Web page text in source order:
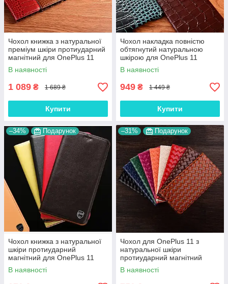
Чохол книжка з натуральної
преміум шкіри протиударний
магнітний для OnePlus 11
"CROCODILE"
В наявності
1 089 ₴ 1 689 ₴
Купити
Чохол накладка повністю
обтягнутий натуральною
шкірою для OnePlus 11
"SIGNATURE"
В наявності
949 ₴ 1 449 ₴
Купити
–34% Подарунок
Чохол книжка з натуральної
шкіри протиударний
магнітний для OnePlus 11
"CLASIC"
В наявності
–31% Подарунок
Чохол для OnePlus 11 з
натуральної шкіри
протиударний магнітний
книжка з підставкою
"VENETTA"
В наявності